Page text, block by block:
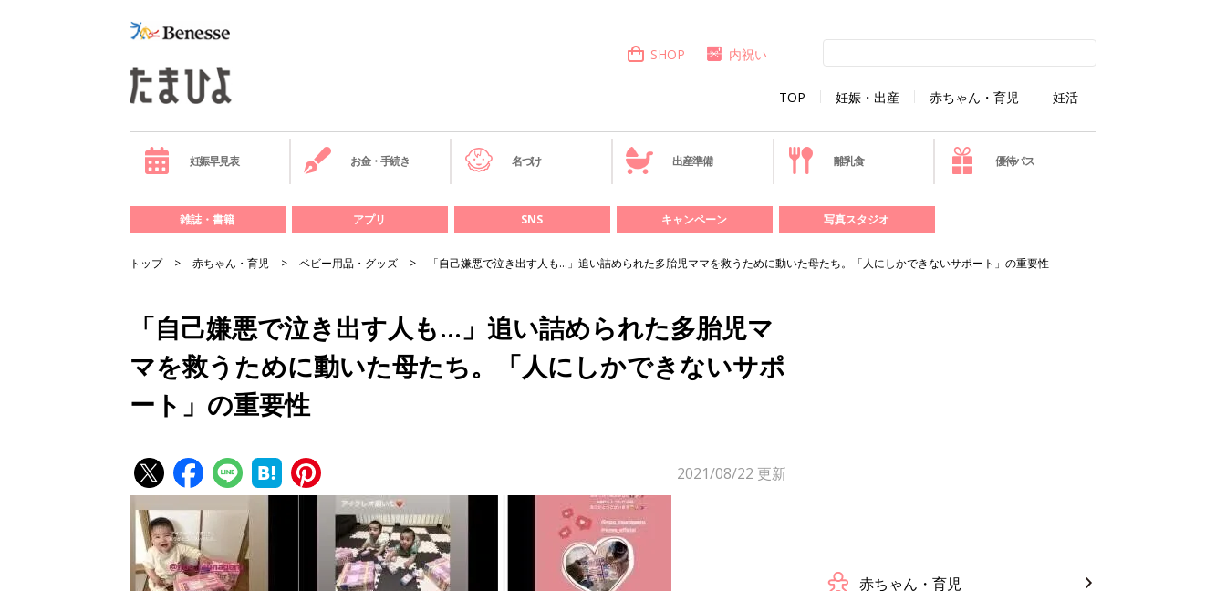
TOP 妊娠・出産 赤ちゃん・育児 妊活
SHOP 内祝い
妊娠早見表 お金・手続き 名づけ 出産準備 離乳食 優待パス
雑誌・書籍 アプリ SNS キャンペーン 写真スタジオ
トップ 赤ちゃん・育児 ベビー用品・グッズ 「自己嫌悪で泣き出す人も…」追い詰められた多胎児ママを救うために動いた母たち。「人にしかできないサポート」の重要性
「自己嫌悪で泣き出す人も…」追い詰められた多胎児マ
マを救うために動いた母たち。「人にしかできないサポ
ート」の重要性
2021/08/22 更新
赤ちゃん・育児